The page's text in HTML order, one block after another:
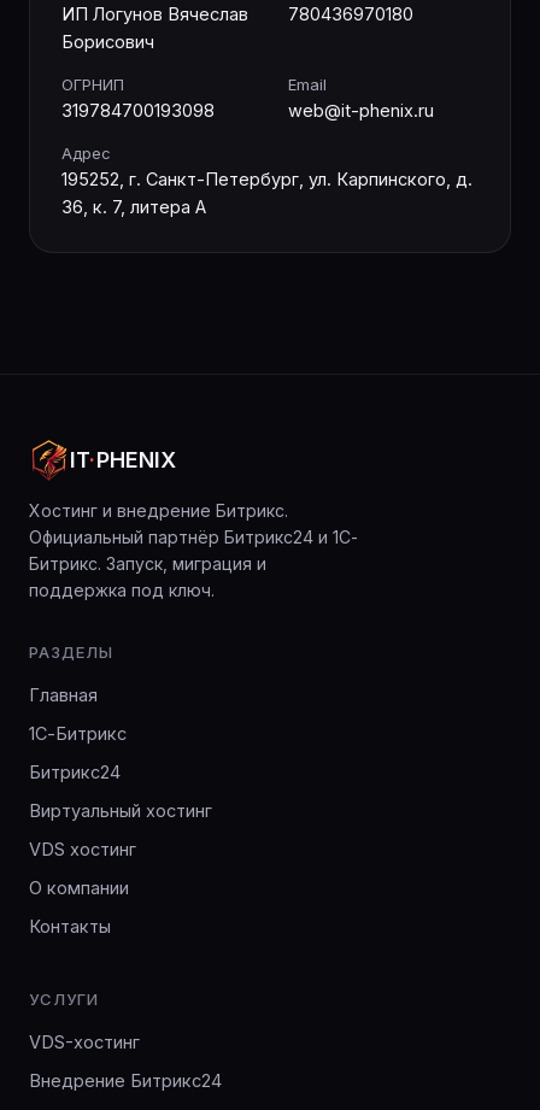
ИП Логунов Вячеслав
Борисович
780436970180
ОГРНИП
319784700193098
Email
web@it-phenix.ru
Адрес
195252, г. Санкт-Петербург, ул. Карпинского, д.
36, к. 7, литера А
IT·PHENIX
Хостинг и внедрение Битрикс.
Официальный партнёр Битрикс24 и 1С-
Битрикс. Запуск, миграция и
поддержка под ключ.
РАЗДЕЛЫ
Главная
1С-Битрикс
Битрикс24
Виртуальный хостинг
VDS хостинг
О компании
Контакты
УСЛУГИ
VDS-хостинг
Внедрение Битрикс24